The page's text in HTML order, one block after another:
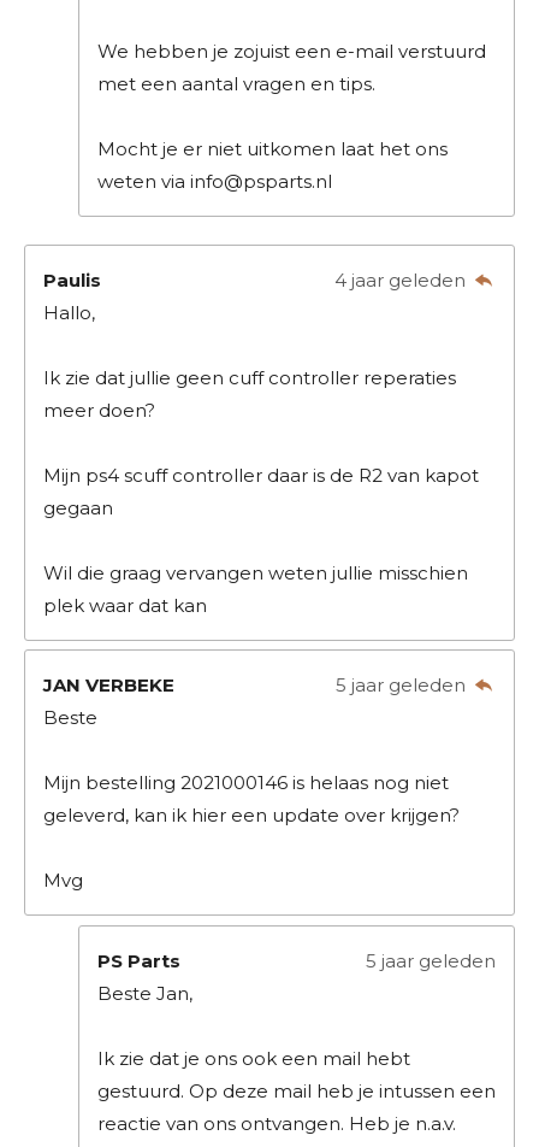
We hebben je zojuist een e-mail verstuurd
met een aantal vragen en tips.
Mocht je er niet uitkomen laat het ons
weten via info@psparts.nl
Paulis
4 jaar geleden
Hallo,
Ik zie dat jullie geen cuff controller reperaties
meer doen?
Mijn ps4 scuff controller daar is de R2 van kapot
gegaan
Wil die graag vervangen weten jullie misschien
plek waar dat kan
JAN VERBEKE
5 jaar geleden
Beste
Mijn bestelling 2021000146 is helaas nog niet
geleverd, kan ik hier een update over krijgen?
Mvg
PS Parts
5 jaar geleden
Beste Jan,
Ik zie dat je ons ook een mail hebt
gestuurd. Op deze mail heb je intussen een
reactie van ons ontvangen. Heb je n.a.v.